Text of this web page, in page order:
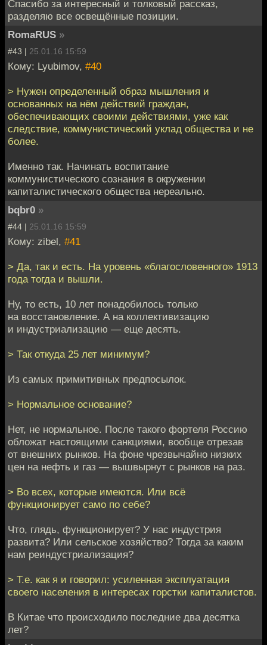
Спасибо за интересный и толковый рассказ,
разделяю все освещённые позиции.
RomaRUS »
#43 | 25.01.16 15:59
Кому: Lyubimov, #40
> Нужен определенный образ мышления и
основанных на нём действий граждан,
обеспечивающих своими действиями, уже как
следствие, коммунистический уклад общества и не
более.
Именно так. Начинать воспитание
коммунистического сознания в окружении
капиталистического общества нереально.
bqbr0 »
#44 | 25.01.16 15:59
Кому: zibel, #41
> Да, так и есть. На уровень «благословенного» 1913
года тогда и вышли.
Ну, то есть, 10 лет понадобилось только
на восстановление. А на коллективизацию
и индустриализацию — еще десять.
> Так откуда 25 лет минимум?
Из самых примитивных предпосылок.
> Нормальное основание?
Нет, не нормальное. После такого фортеля Россию
обложат настоящими санкциями, вообще отрезав
от внешних рынков. На фоне чрезвычайно низких
цен на нефть и газ — вышвырнут с рынков на раз.
> Во всех, которые имеются. Или всё
функционирует само по себе?
Что, глядь, функционирует? У нас индустрия
развита? Или сельское хозяйство? Тогда за каким
нам реиндустриализация?
> Т.е. как я и говорил: усиленная эксплуатация
своего населения в интересах горстки капиталистов.
В Китае что происходило последние два десятка
лет?